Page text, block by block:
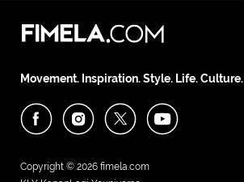
Movement. Inspiration. Style. Life. Culture.
Copyright © 2026 fimela.com